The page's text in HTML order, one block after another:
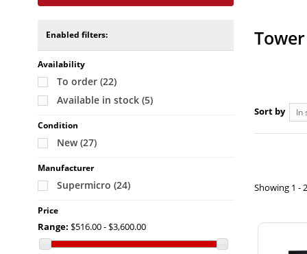
Enabled filters:
Availability
To order (22)
Available in stock (5)
Condition
New(27)
Manufacturer
Supermicro (24)
Price
Range: $516.00 - $3,600.00
Sort by In
Showing 1 -